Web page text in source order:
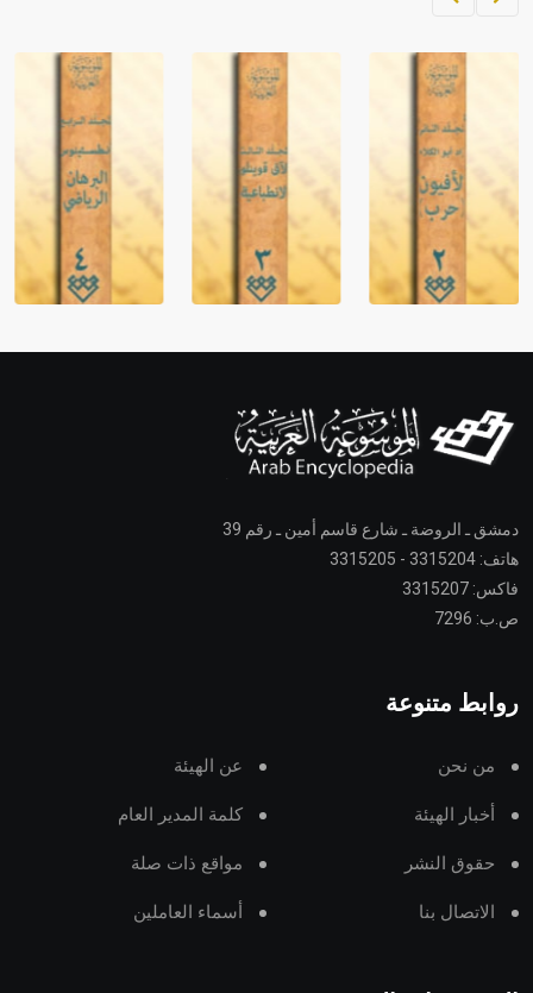
دمشق ـ الروضة ـ شارع قاسم أمين ـ رقم 39
هاتف: 3315204 - 3315205
فاكس: 3315207
ص.ب: 7296
روابط متنوعة
من نحن عن الهيئة
أخبار الهيئة كلمة المدير العام
حقوق النشر مواقع ذات صلة
الاتصال بنا أسماء العاملين